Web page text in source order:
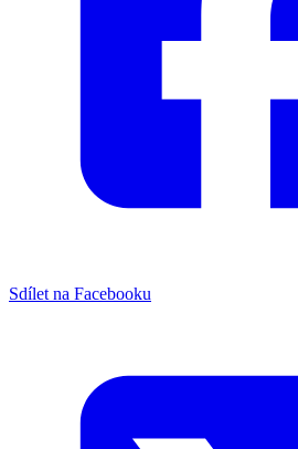
Sdílet na Facebooku